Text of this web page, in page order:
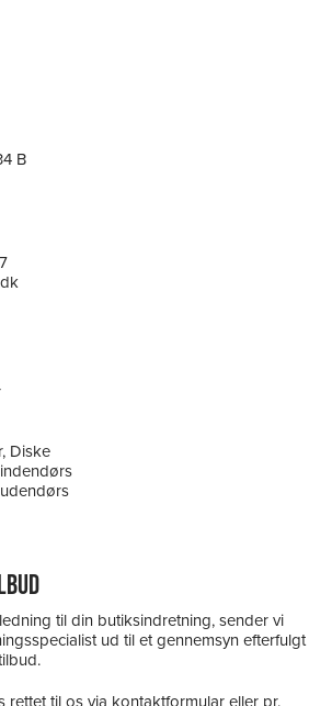
B
Diske
til din butiksindretning, sender vi
ud til et gennemsyn efterfulgt